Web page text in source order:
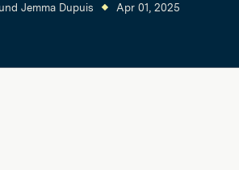
und Jemma Dupuis Apr 01, 2025